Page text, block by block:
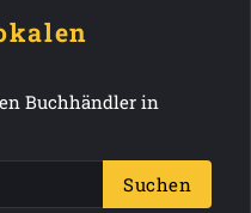
Buchhändler in
Suchen